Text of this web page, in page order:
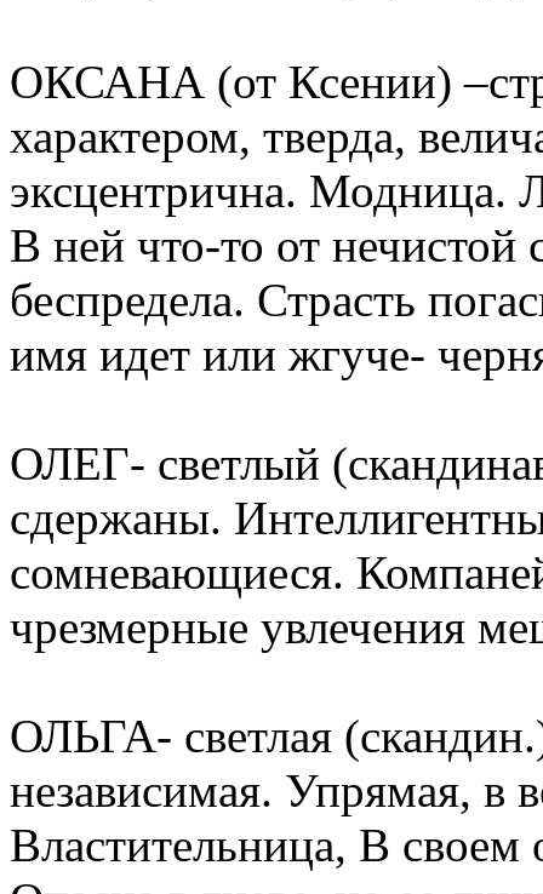
ОКСАНА (от Ксении)
характером, тверда,
эксцентрична. Модница.
В ней что-то от
беспредела. Страсть
имя идет или жгуче-
ОЛЕГ- светлый
сдержаны.
сомневающиеся.
чрезмерные увлечения
ОЛЬГА- светлая
независимая. Упрямая, в
Властительница, В